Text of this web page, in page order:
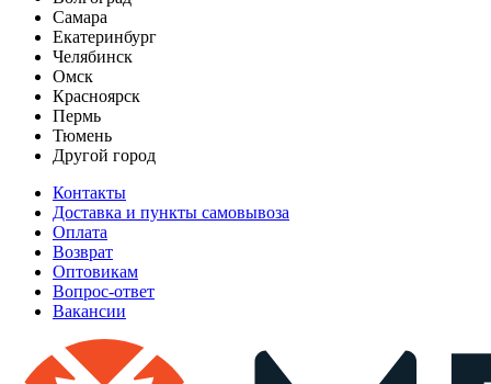
Самара
Екатеринбург
Челябинск
Омск
Красноярск
Пермь
Тюмень
Другой город
Контакты
Доставка и пункты самовывоза
Оплата
Возврат
Оптовикам
Вопрос-ответ
Вакансии